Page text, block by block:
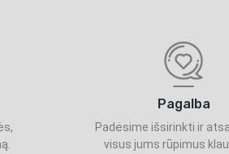
Pagalba
Padėsime išsirinkti ir
visus jums rūpimus